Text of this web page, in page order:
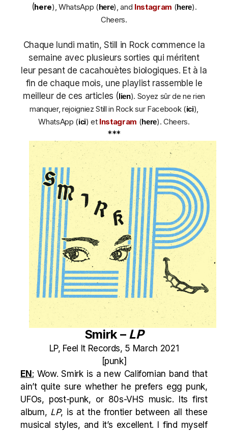
(here), WhatsApp (here), and Instagram (here).
Cheers.
Chaque lundi matin, Still in Rock commence la
semaine avec plusieurs sorties qui méritent
leur pesant de cacahouètes biologiques. Et à la
fin de chaque mois, une playlist rassemble le
meilleur de ces articles (lien). Soyez sûr de ne rien
manquer, rejoigniez Still in Rock sur Facebook (ici),
WhatsApp (ici) et Instagram (here). Cheers.
***
Smirk – LP
LP, Feel It Records, 5 March 2021
[punk]
EN: Wow. Smirk is a new Californian band that
ain’t quite sure whether he prefers egg punk,
UFOs, post-punk, or 80s-VHS music. Its first
album, LP, is at the frontier between all these
musical styles, and it’s excellent. I find myself